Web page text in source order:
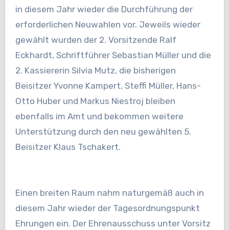
in diesem Jahr wieder die Durchführung der
erforderlichen Neuwahlen vor. Jeweils wieder
gewählt wurden der 2. Vorsitzende Ralf
Eckhardt, Schriftführer Sebastian Müller und die
2. Kassiererin Silvia Mutz, die bisherigen
Beisitzer Yvonne Kampert, Steffi Müller, Hans-
Otto Huber und Markus Niestroj bleiben
ebenfalls im Amt und bekommen weitere
Unterstützung durch den neu gewählten 5.
Beisitzer Klaus Tschakert.
Einen breiten Raum nahm naturgemäß auch in
diesem Jahr wieder der Tagesordnungspunkt
Ehrungen ein. Der Ehrenausschuss unter Vorsitz